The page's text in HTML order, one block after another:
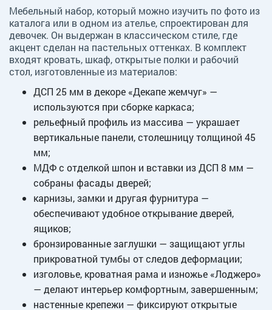
Мебельный набор, который можно изучить по фото из
каталога или в одном из ателье, спроектирован для
девочек. Он выдержан в классическом стиле, где
акцент сделан на пастельных оттенках. В комплект
входят кровать, шкаф, открытые полки и рабочий
стол, изготовленные из материалов:
ДСП 25 мм в декоре «Декапе жемчуг» —
используются при сборке каркаса;
рельефный профиль из массива — украшает
вертикальные панели, столешницу толщиной 45
мм;
МДФ с отделкой шпон и вставки из ДСП 8 мм —
собраны фасады дверей;
карнизы, замки и другая фурнитура —
обеспечивают удобное открывание дверей,
ящиков;
бронзированные заглушки — защищают углы
прикроватной тумбы от следов деформации;
изголовье, кроватная рама и изножье «Лоджеро»
— делают интерьер комфортным, завершенным;
настенные крепежи — фиксируют открытые